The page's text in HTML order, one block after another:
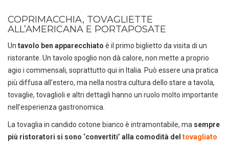
COPRIMACCHIA, TOVAGLIETTE
ALL’AMERICANA E PORTAPOSATE
Un tavolo ben apparecchiato è il primo biglietto da visita di un
ristorante. Un tavolo spoglio non dà calore, non mette a proprio
agio i commensali, soprattutto qui in Italia. Può essere una pratica
più diffusa all’estero, ma nella nostra cultura dello stare a tavola,
tovaglie, tovaglioli e altri dettagli hanno un ruolo molto importante
nell’esperienza gastronomica.
La tovaglia in candido cotone bianco è intramontabile, ma sempre
più ristoratori si sono ‘convertiti’ alla comodità del tovagliato